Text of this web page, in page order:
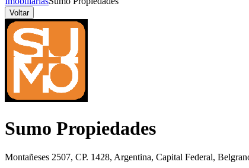
Voltar
Sumo Propiedades
Montañeses 2507, CP. 1428, Argentina, Capital Federal,